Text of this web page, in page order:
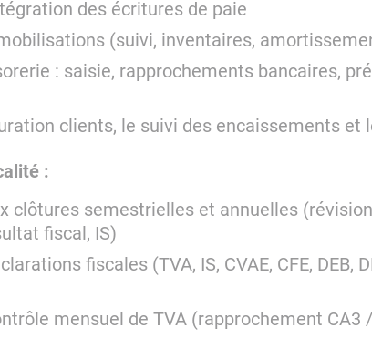
des écritures de paie
(suivi, inventaires,
: saisie, rapprochements bancaires,
clients, le suivi des encaissements et
:
clôtures semestrielles et annuelles
fiscal, IS)
fiscales (TVA, IS, CVAE, CFE, DEB,
mensuel de TVA (rapprochement